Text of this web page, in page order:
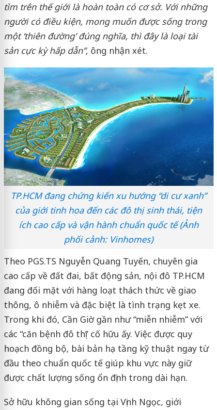
tìm trên thế giới là hoàn toàn có cơ sở. Với những
người có điều kiện, mong muốn được sống trong
một ‘thiên đường’ đúng nghĩa, thì đây là loại tài
sản cực kỳ hấp dẫn”, ông nhận xét.
TP.HCM đang chứng kiến xu hướng “di cư xanh”
của giới tinh hoa đến các đô thị sinh thái, tiện
ích cao cấp và vận hành chuẩn quốc tế (Ảnh
phối cảnh: Vinhomes)
Theo PGS.TS Nguyễn Quang Tuyến, chuyên gia
cao cấp về đất đai, bất động sản, nội đô TP.HCM
đang đối mặt với hàng loạt thách thức về giao
thông, ô nhiễm và đặc biệt là tình trạng kẹt xe.
Trong khi đó, Cần Giờ gần như “miễn nhiễm” với
các “căn bệnh đô thị” cố hữu ấy. Việc được quy
hoạch đồng bộ, bài bản hạ tầng kỹ thuật ngay từ
đầu theo chuẩn quốc tế giúp khu vực này giữ
được chất lượng sống ổn định trong dài hạn.
Sở hữu không gian sống tại Vịnh Ngọc, giới